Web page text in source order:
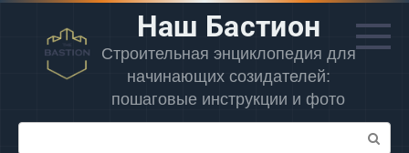
Перейти
контенту
Наш Бастион
Строительная энциклопедия для
начинающих созидателей:
пошаговые инструкции и фото
Поиск: